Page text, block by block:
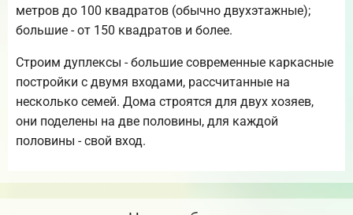
метров до 100 квадратов (обычно двухэтажные);
большие - от 150 квадратов и более.
Строим дуплексы - большие современные каркасные
постройки с двумя входами, рассчитанные на
несколько семей. Дома строятся для двух хозяев,
они поделены на две половины, для каждой
половины - свой вход.